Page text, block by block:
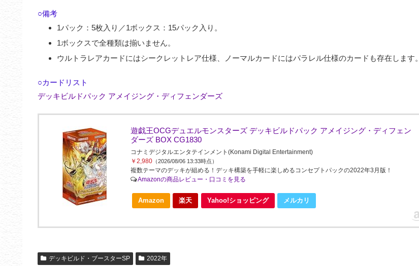
○備考
1パック：5枚入り／1ボックス：15パック入り。
1ボックスで全種類は揃いません。
ウルトラレアカードにはシークレットレア仕様、ノーマルカードにはパラレル仕様のカードも存在します。
○カードリスト
デッキビルドパック アメイジング・ディフェンダーズ
遊戯王OCGデュエルモンスターズ デッキビルドパック アメイジング・ディフェン
ダーズ BOX CG1830
コナミデジタルエンタテインメント(Konami Digital Entertainment)
￥2,980（2026/08/06 13:33時点）
複数テーマのデッキが組める！デッキ構築を手軽に楽しめるコンセプトパックの2022年3月版！
Amazonの商品レビュー・口コミを見る
Amazon 楽天 Yahoo!ショッピング メルカリ
デッキビルド・ブースターSP 2022年